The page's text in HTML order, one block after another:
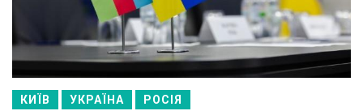
КИЇВ УКРАЇНА РОСІЯ